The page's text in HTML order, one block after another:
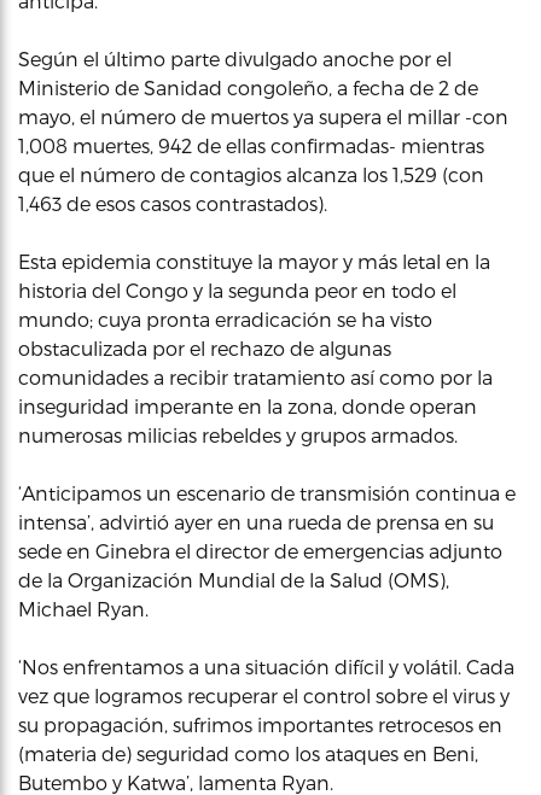
Según el último parte divulgado anoche por el
Ministerio de Sanidad congoleño, a fecha de 2 de
mayo, el número de muertos ya supera el millar -con
1,008 muertes, 942 de ellas confirmadas- mientras
que el número de contagios alcanza los 1,529 (con
1,463 de esos casos contrastados).
Esta epidemia constituye la mayor y más letal en la
historia del Congo y la segunda peor en todo el
mundo; cuya pronta erradicación se ha visto
obstaculizada por el rechazo de algunas
comunidades a recibir tratamiento así como por la
inseguridad imperante en la zona, donde operan
numerosas milicias rebeldes y grupos armados.
‘Anticipamos un escenario de transmisión continua e
intensa’, advirtió ayer en una rueda de prensa en su
sede en Ginebra el director de emergencias adjunto
de la Organización Mundial de la Salud (OMS),
Michael Ryan.
‘Nos enfrentamos a una situación difícil y volátil. Cada
vez que logramos recuperar el control sobre el virus y
su propagación, sufrimos importantes retrocesos en
(materia de) seguridad como los ataques en Beni,
Butembo y Katwa’, lamenta Ryan.